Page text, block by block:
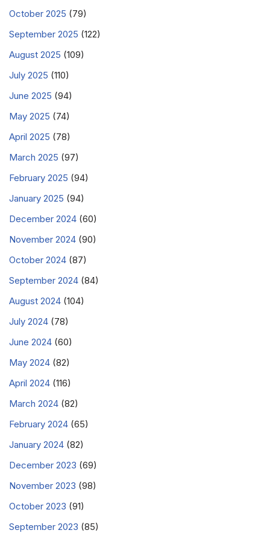
October 2025 (79)
September 2025 (122)
August 2025 (109)
July 2025 (110)
June 2025 (94)
May 2025 (74)
April 2025 (78)
March 2025 (97)
February 2025 (94)
January 2025 (94)
December 2024 (60)
November 2024 (90)
October 2024 (87)
September 2024 (84)
August 2024 (104)
July 2024 (78)
June 2024 (60)
May 2024 (82)
April 2024 (116)
March 2024 (82)
February 2024 (65)
January 2024 (82)
December 2023 (69)
November 2023 (98)
October 2023 (91)
September 2023 (85)